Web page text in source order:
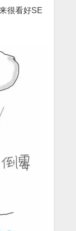
很看好SE